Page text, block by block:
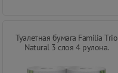
Туалетная бумага Familia Trio
Natural 3 слоя 4 рулона.